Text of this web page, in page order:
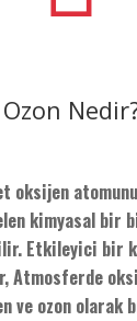
Ozon
oksijen
kimyasal bir
Etkileyici bir
Atmosferde
ve ozon olarak